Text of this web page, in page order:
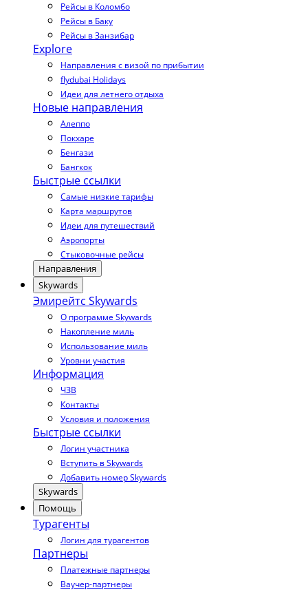
Рейсы в Коломбо
Рейсы в Баку
Рейсы в Занзибар
Explore
Направления с визой по прибытии
flydubai Holidays
Идеи для летнего отдыха
Новые направления
Алеппо
Покхаре
Бенгази
Бангкок
Быстрые ссылки
Самые низкие тарифы
Карта маршрутов
Идеи для путешествий
Аэропорты
Стыковочные рейсы
Направления
Skywards
Эмирейтс Skywards
О программе Skywards
Накопление миль
Использование миль
Уровни участия
Информация
ЧЗВ
Контакты
Условия и положения
Быстрые ссылки
Логин участника
Вступить в Skywards
Добавить номер Skywards
Skywards
Помощь
Турагенты
Логин для турагентов
Партнеры
Платежные партнеры
Ваучер-партнеры